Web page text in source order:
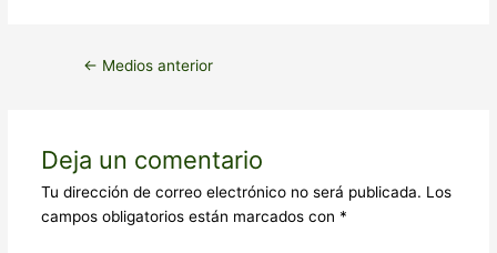
← Medios anterior
Deja un comentario
Tu dirección de correo electrónico no será publicada. Los
campos obligatorios están marcados con *